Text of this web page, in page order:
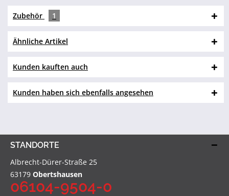
Zubehör 1
Ähnliche Artikel
Kunden kauften auch
Kunden haben sich ebenfalls angesehen
STANDORTE
Albrecht-Dürer-Straße 25
63179 Obertshausen
06104-9504-0